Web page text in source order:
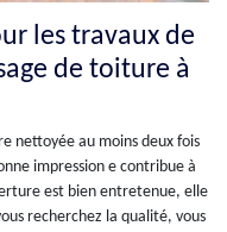
les travaux de
de toiture à
nettoyée au moins deux fois
impression e contribue à
est bien entretenue, elle
recherchez la qualité, vous